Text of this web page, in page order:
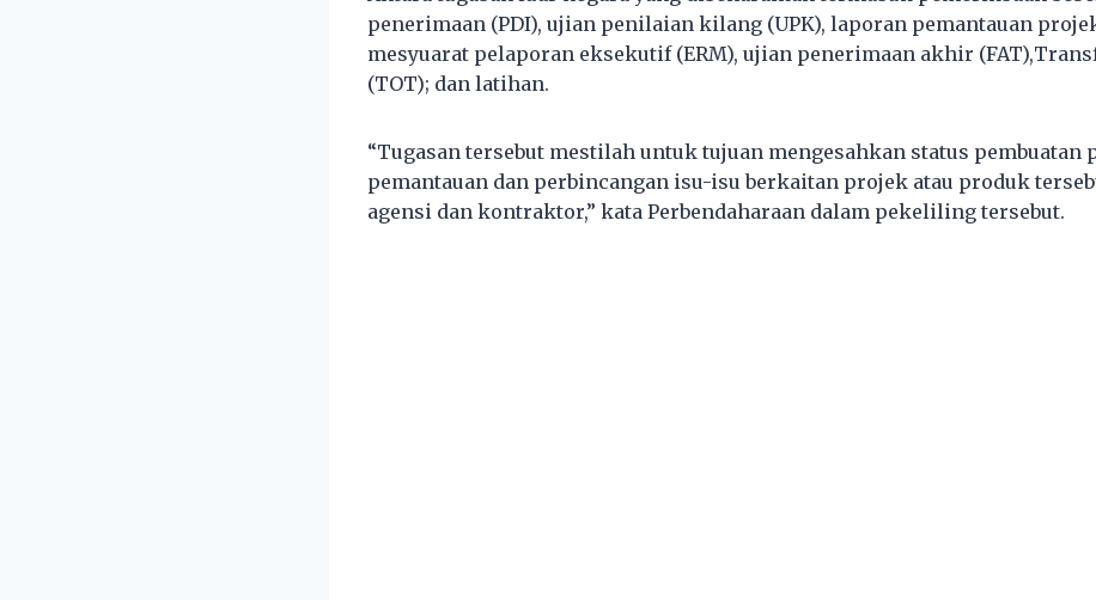
penerimaan (PDI), ujian penilaian kilang (UPK), laporan pemantauan
mesyuarat pelaporan eksekutif (ERM), ujian penerimaan akhir
(TOT); dan latihan.
“Tugasan tersebut mestilah untuk tujuan mengesahkan status pembuatan
pemantauan dan perbincangan isu-isu berkaitan projek atau produk
agensi dan kontraktor,” kata Perbendaharaan dalam pekeliling tersebut.